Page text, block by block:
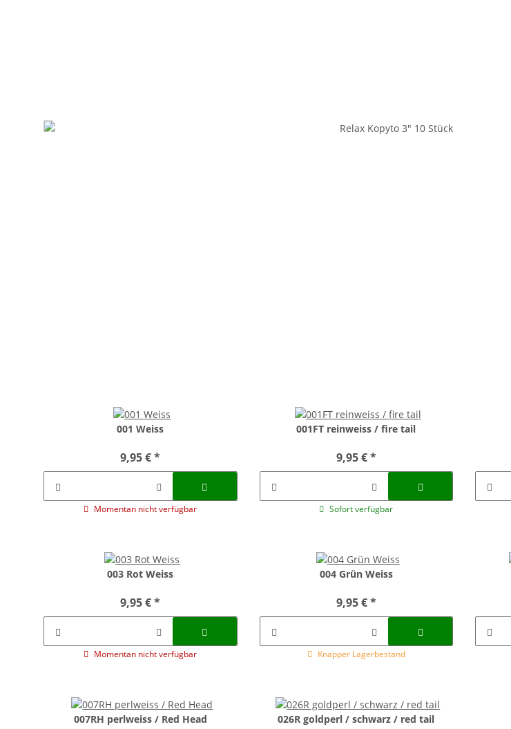
001 Weiss
9,95 €*
Momentan nicht verfügbar
001FT reinweiss / fire tail
9,95 €*
Sofort verfügbar
003 Rot Weiss
9,95 €*
Momentan nicht verfügbar
004 Grün Weiss
9,95 €*
Knapper Lagerbestand
007RH perlweiss / Red Head 026R goldperl / schwarz / red tail